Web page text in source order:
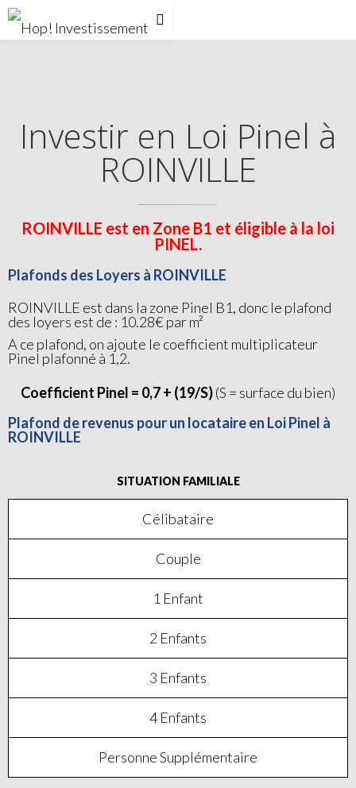
Investir en Loi Pinel à
ROINVILLE
ROINVILLE est en Zone B1 et éligible à la loi
PINEL.
Plafonds des Loyers à ROINVILLE
ROINVILLE est dans la zone Pinel B1, donc le plafond
des loyers est de : 10.28€ par m²
A ce plafond, on ajoute le coefficient multiplicateur
Pinel plafonné à 1,2.
Coefficient Pinel = 0,7 + (19/S)(S = surface du bien)
Plafond de revenus pour un locataire en Loi Pinel à
ROINVILLE
SITUATION FAMILIALE
Célibataire
Couple
1 Enfant
2 Enfants
3 Enfants
4 Enfants
Personne Supplémentaire